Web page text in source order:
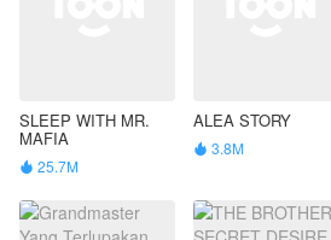
SLEEP WITH MR.
MAFIA
 25.7M
ALEA STORY
 3.8M